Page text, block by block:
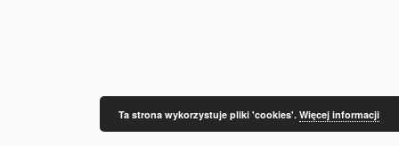
Ta strona wykorzystuje pliki 'cookies'. Więcej informacji